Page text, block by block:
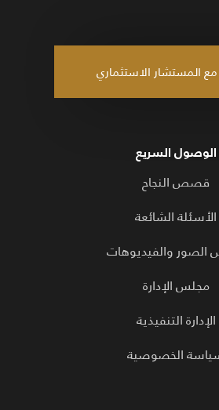
المستشار الاستثماري
الوصول السريع
قصص النجاح
الأسئلة الشائعة
والفيديوهات
مجلس الإدارة
الإدارة التنفيذية
الخصوصية